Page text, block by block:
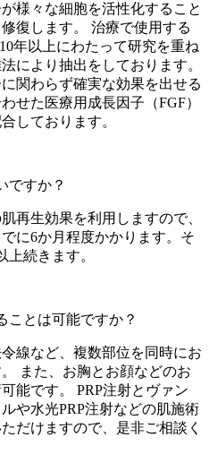
様々な細胞を活性化すること
復します。 治療で使用する
年以上にわたって研究を重ね
により抽出をしております。
関わらず確実な効果を出せる
せた医療用成長因子（FGF）
しております。
ですか？
再生効果を利用しますので、
に6か月程度かかります。そ
上続きます。
ことは可能ですか？
線など、複数部位を同時にお
また、お胸とお顔などのお
能です。 PRP注射とヴァン
や水光PRP注射などの肌施術
だけますので、是非ご相談く